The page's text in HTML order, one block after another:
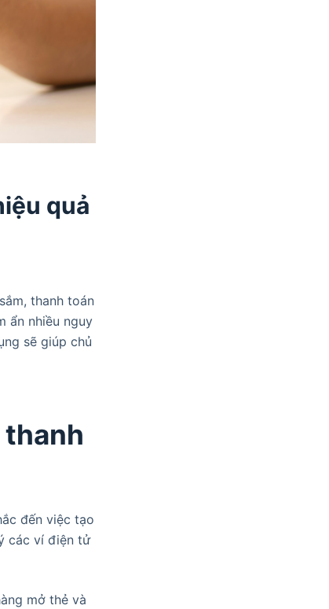
quả
thanh toán
ẩn nhiều nguy
sẽ giúp chủ
thanh
đến việc tạo
các ví điện tử
mở thẻ và